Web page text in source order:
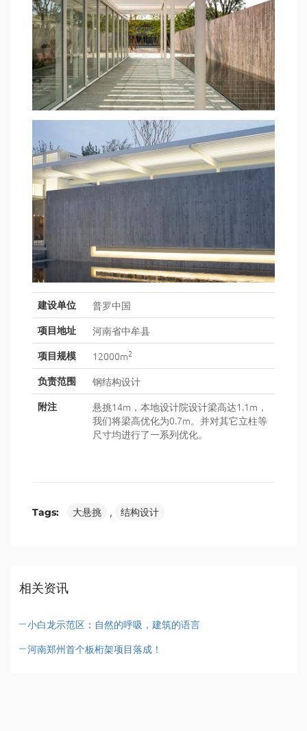
建设单位 普罗中国
项目地址 河南省中牟县
项目规模 12000m2
负责范围 钢结构设计
附注
悬挑14m，本地设计院设计梁高达1.1m，
我们将梁高优化为0.7m。并对其它立柱等
尺寸均进行了一系列优化。
Tags: 大悬挑 , 结构设计
相关资讯
小白龙示范区：自然的呼吸，建筑的语言
河南郑州首个板桁架项目落成！